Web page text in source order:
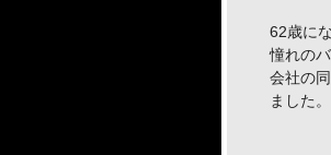
62歳に
憧れの
会社の
ました。